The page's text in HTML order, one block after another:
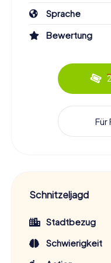
Sprache
Bewertung
Für
Schnitzeljagd
Stadtbezug
Schwierigkeit